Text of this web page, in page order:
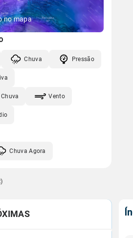
no mapa
Chuva Pressão
Vento
Chuva Agora